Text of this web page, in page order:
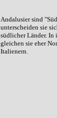
Andalusier sind
unterscheiden sie
südlicher Länder. In
gleichen sie eher
Italienern.